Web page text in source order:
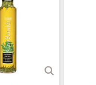
ammorbidenti che non si trovano